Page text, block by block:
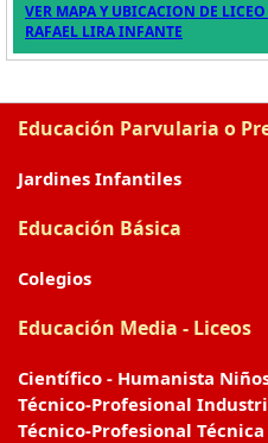
VER MAPA Y UBICACION DE
RAFAEL LIRA INFANTE
Educación Parvularia o
Jardines Infantiles
Educación Básica
Colegios
Educación Media - Liceos
Científico - Humanista
Técnico-Profesional
Técnico-Profesional